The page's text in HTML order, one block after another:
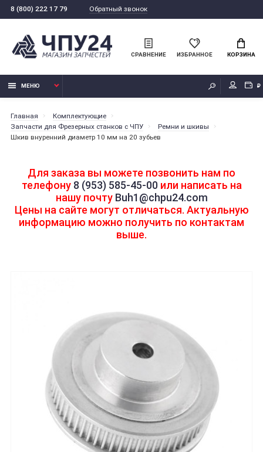
8 (800) 222 17 79 Обратный звонок
СРАВНЕНИЕ ИЗБРАННОЕ КОРЗИНА
МЕНЮ ₽
Главная
Комплектующие
Запчасти для Фрезерных станков с ЧПУ
Ремни и шкивы
Шкив внуренний диаметр 10 мм на 20 зубьев
Для заказа вы можете позвонить нам по
телефону 8 (953) 585-45-00или написать на
нашу почту Buh1@chpu24.com
Цены на сайте могут отличаться. Актуальную
информацию можно получить по контактам
выше.